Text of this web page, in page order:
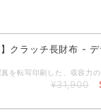
】クラッチ長財布 -
¥31,900